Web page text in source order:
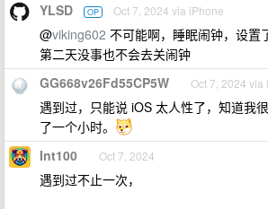
YLSD OP Oct 7, 2024 via iPhone
@viking602 不可能啊，睡眠闹钟，设置
第二天没事也不会去关闹钟
GG668v26Fd55CP5W Oct 7, 2024 via
遇到过，只能说 iOS 太人性了，知道我
了一个小时。
Int100 Oct 7, 2024
遇到过不止一次，